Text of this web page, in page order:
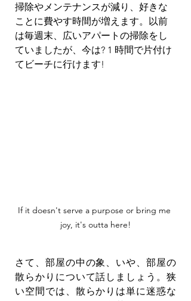
掃除やメンテナンスが減り、好きな
ことに費やす時間が増えます。以前
は毎週末、広いアパートの掃除をし
ていましたが、今は? 1 時間で片付け
てビーチに行けます!
If it doesn't serve a purpose or bring me
joy, it's outta here!
さて、部屋の中の象、いや、部屋の
散らかりについて話しましょう。狭
い空間では、散らかりは単に迷惑な